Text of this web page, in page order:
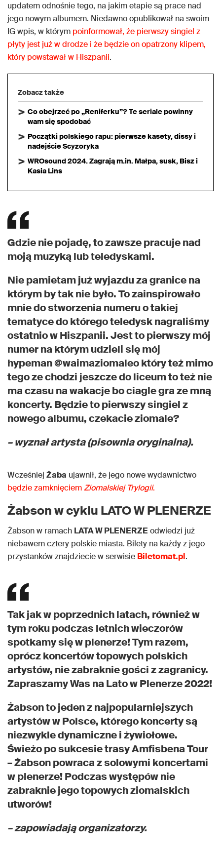
updatem odnośnie tego, na jakim etapie są prace nad
jego nowym albumem. Niedawno opublikował na swoim
IG wpis, w którym poinformował, że pierwszy singiel z
płyty jest już w drodze i że będzie on opatrzony klipem,
który powstawał w Hiszpanii.
Zobacz także
Co obejrzeć po „Reniferku”? Te seriale powinny
wam się spodobać
Początki polskiego rapu: pierwsze kasety, dissy i
nadejście Scyzoryka
WROsound 2024. Zagrają m.in. Małpa, susk, Bisz i
Kasia Lins
Gdzie nie pojadę, to zawsze pracuje nad
moją muzyką lub teledyskami.
Nie pamietam już wyjazdu za granice na
którym by tak nie było. To zainspirowało
mnie do stworzenia numeru o takiej
tematyce do którego teledysk nagraliśmy
ostatnio w Hiszpanii. Jest to pierwszy mój
numer na którym udzieli się mój
hypeman @waimaziomaleo który też mimo
tego ze chodzi jeszcze do liceum to też nie
ma czasu na wakacje bo ciagle gra ze mną
koncerty. Będzie to pierwszy singiel z
nowego albumu, czekacie ziomale?
– wyznał artysta (pisownia oryginalna).
Wcześniej Żaba ujawnił, że jego nowe wydawnictwo
będzie zamknięciemZiomalskiej Trylogii.
Żabson w cyklu LATO W PLENERZE
Żabson w ramach LATA W PLENERZE odwiedzi już
niebawem cztery polskie miasta. Bilety na każdy z jego
przystanków znajdziecie w serwisie Biletomat.pl.
Tak jak w poprzednich latach, również w
tym roku podczas letnich wieczorów
spotkamy się w plenerze! Tym razem,
oprócz koncertów topowych polskich
artystów, nie zabraknie gości z zagranicy.
Zapraszamy Was na Lato w Plenerze 2022!
Żabson to jeden z najpopularniejszych
artystów w Polsce, którego koncerty są
niezwykle dynamiczne i żywiołowe.
Świeżo po sukcesie trasy Amfisbena Tour
– Żabson powraca z solowymi koncertami
w plenerze! Podczas występów nie
zabraknie jego topowych ziomalskich
utworów!
– zapowiadają organizatorzy.